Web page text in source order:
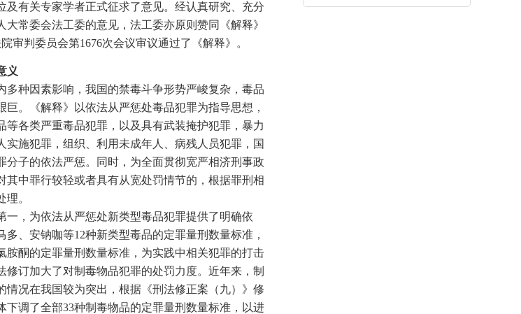
及有关专家学者正式征求了意见。经认真研究、充分
常委会法工委的意见，法工委亦原则赞同《解释》
审判委员会第1676次会议审议通过了《解释》。
义
种因素影响，我国的禁毒斗争形势严峻复杂，毒品
。《解释》以依法从严惩处毒品犯罪为指导思想，
各类严重毒品犯罪，以及具有武装掩护犯罪，暴力
施犯罪，组织、利用未成年人、病残人员犯罪，国
分子的依法严惩。同时，为全面贯彻宽严相济刑事政
其中罪行较轻或者具有从宽处罚情节的，根据罪刑相
。
，为依法从严惩处新类型毒品犯罪提供了明确依
、安钠咖等12种新类型毒品的定罪量刑数量标准，
胺酮的定罪量刑数量标准，为实践中相关犯罪的打击
订加大了对制毒物品犯罪的处罚力度。近年来，制
情况在我国较为突出，根据《刑法修正案（九）》修
下调了全部33种制毒物品的定罪量刑数量标准，以进